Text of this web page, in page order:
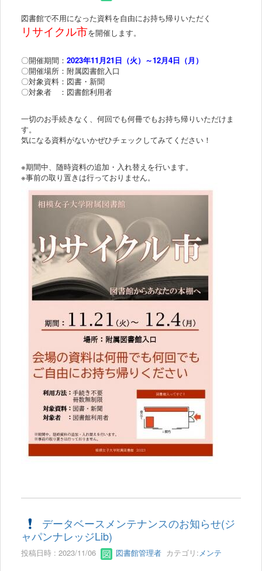
図書館で不用になった資料を自由にお持ち帰りいただく
リサイクル市を開催します。
〇開催期間： 2023年11月21日（火）～12月4日（月）
〇開催場所：附属図書館入口
〇対象資料：図書・新聞
〇対象者 ：図書館利用者
一切のお手続きなく、何回でも何冊でもお持ち帰りいただけま
す。
気になる資料がないかぜひチェックしてみてください！
※期間中、随時資料の追加・入れ替えを行います。
※事前の取り置きは行っておりません。
データベースメンテナンスのお知らせ(ジ
ャパンナレッジLib)
投稿日時 : 2023/11/06 図書館管理者 カテゴリ:メンテ